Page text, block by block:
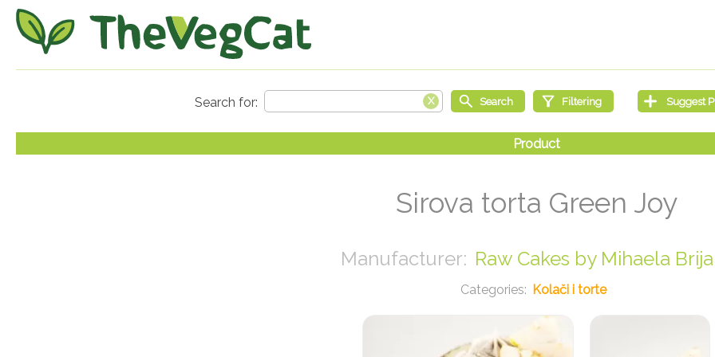
Sirova torta Green Joy
Raw Cakes by Mihaela
Kolači i torte